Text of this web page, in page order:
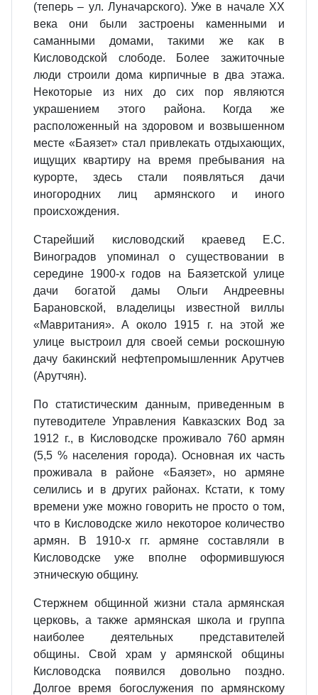
(теперь – ул. Луначарского). Уже в начале ХХ
века они были застроены каменными и
саманными домами, такими же как в
Кисловодской слободе. Более зажиточные
люди строили дома кирпичные в два этажа.
Некоторые из них до сих пор являются
украшением этого района. Когда же
расположенный на здоровом и возвышенном
месте «Баязет» стал привлекать отдыхающих,
ищущих квартиру на время пребывания на
курорте, здесь стали появляться дачи
иногородних лиц армянского и иного
происхождения.
Старейший кисловодский краевед Е.С.
Виноградов упоминал о существовании в
середине 1900-х годов на Баязетской улице
дачи богатой дамы Ольги Андреевны
Барановской, владелицы известной виллы
«Мавритания». А около 1915 г. на этой же
улице выстроил для своей семьи роскошную
дачу бакинский нефтепромышленник Арутчев
(Арутчян).
По статистическим данным, приведенным в
путеводителе Управления Кавказских Вод за
1912 г., в Кисловодске проживало 760 армян
(5,5 % населения города). Основная их часть
проживала в районе «Баязет», но армяне
селились и в других районах. Кстати, к тому
времени уже можно говорить не просто о том,
что в Кисловодске жило некоторое количество
армян. В 1910-х гг. армяне составляли в
Кисловодске уже вполне оформившуюся
этническую общину.
Стержнем общинной жизни стала армянская
церковь, а также армянская школа и группа
наиболее деятельных представителей
общины. Свой храм у армянской общины
Кисловодска появился довольно поздно.
Долгое время богослужения по армянскому